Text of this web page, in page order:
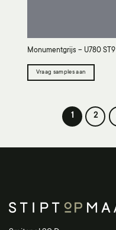
Monumentgrijs – U780 ST9
Vraag samples aan
1 2